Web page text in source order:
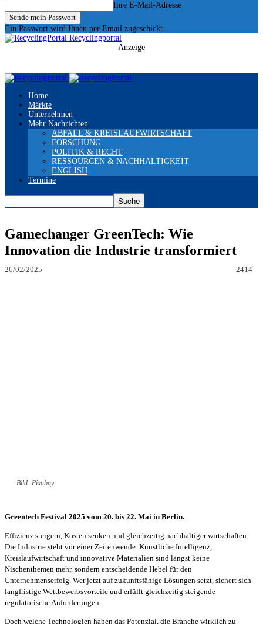
Ihre E-Mail-Adresse
Ein Passwort wird Ihnen per Email zugeschickt.
Recyclingportal
Anzeige
Home
Märkte
Unternehmen
Mehr Nachrichten
ABFALL & KREISLAUFWIRTSCHAFT
FORSCHUNG
POLITIK & RECHT
RESSOURCEN & NACHHALTIGKEIT
ENGLISH
Termine
Gamechanger GreenTech: Wie
Innovation die Industrie transformiert
26/02/2025 2414
Bild: Pixabay
Greentech Festival 2025 vom 20. bis 22. Mai in Berlin.
Effizienz steigern, Kosten senken und gleichzeitig nachhaltiger wirtschaften:
Die Industrie steht vor einer Zeitenwende. Künstliche Intelligenz,
Kreislaufwirtschaft und innovative Materialien sind längst keine
Nischenthemen mehr, sondern entscheidende Hebel für den
Unternehmenserfolg. Wer jetzt auf zukunftsfähige Lösungen setzt, sichert sich
langfristige Wettbewerbsvorteile und erfüllt gleichzeitig steigende
regulatorische Anforderungen.
Doch welche Technologien haben das Potenzial, die Branche wirklich zu